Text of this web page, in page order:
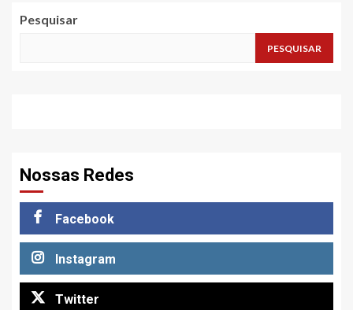
Pesquisar
PESQUISAR
Nossas Redes
Facebook
Instagram
Twitter